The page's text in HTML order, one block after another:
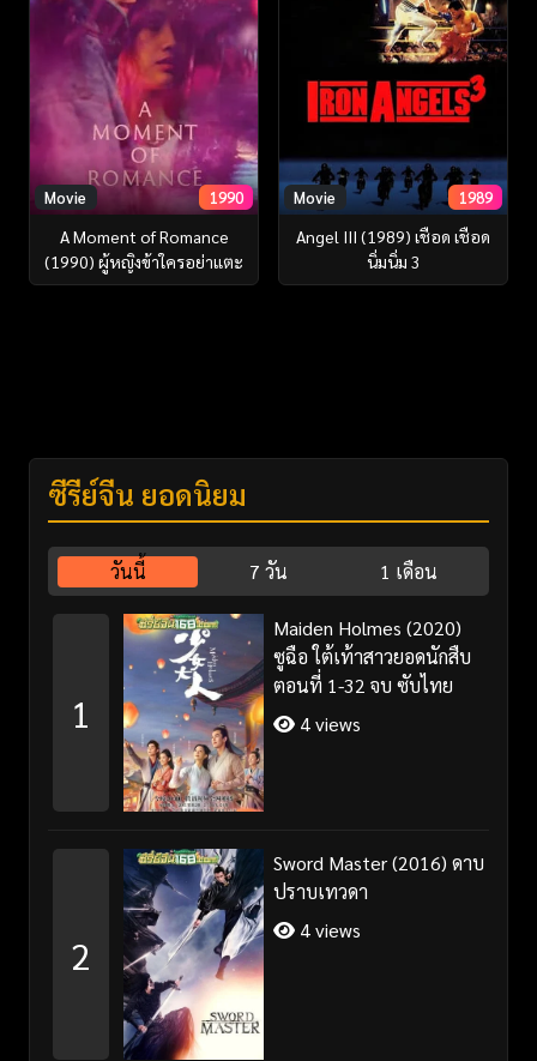
Movie 1990
A Moment of Romance
(1990) ผู้หญิงข้าใครอย่าแตะ
Movie 1989
Angel III (1989) เชือด เชือด
นิ่มนิ่ม 3
ซีรี่ย์จีน ยอดนิยม
วันนี้ 7 วัน 1 เดือน
1
Maiden Holmes (2020)
ซูฉือ ใต้เท้าสาวยอดนักสืบ
ตอนที่ 1-32 จบ ซับไทย
4 views
2
Sword Master (2016) ดาบ
ปราบเทวดา
4 views